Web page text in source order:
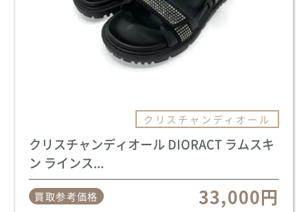
クリスチャンディオール
クリスチャンディオール DIORACT ラムスキ
ン ラインス...
買取参考価格 33,000円